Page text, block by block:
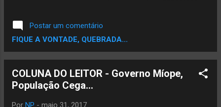
Segunda Preta ...
mulheres que saíram do local onde nasceram
para construir a própria vida e narrativa. As
histórias viraram um documentário. Na viagem,
brasileiro e que vive na periferia de São Paulo
(SP), ficou entre Lima e Pucusana, em uma
residência artística no Centro Cultural Escape,
Postar um comentário
FIQUE A VONTADE, QUEBRADA...
COLUNA DO LEITOR - Governo Míope,
População Cega...
Por NP - maio 31, 2017